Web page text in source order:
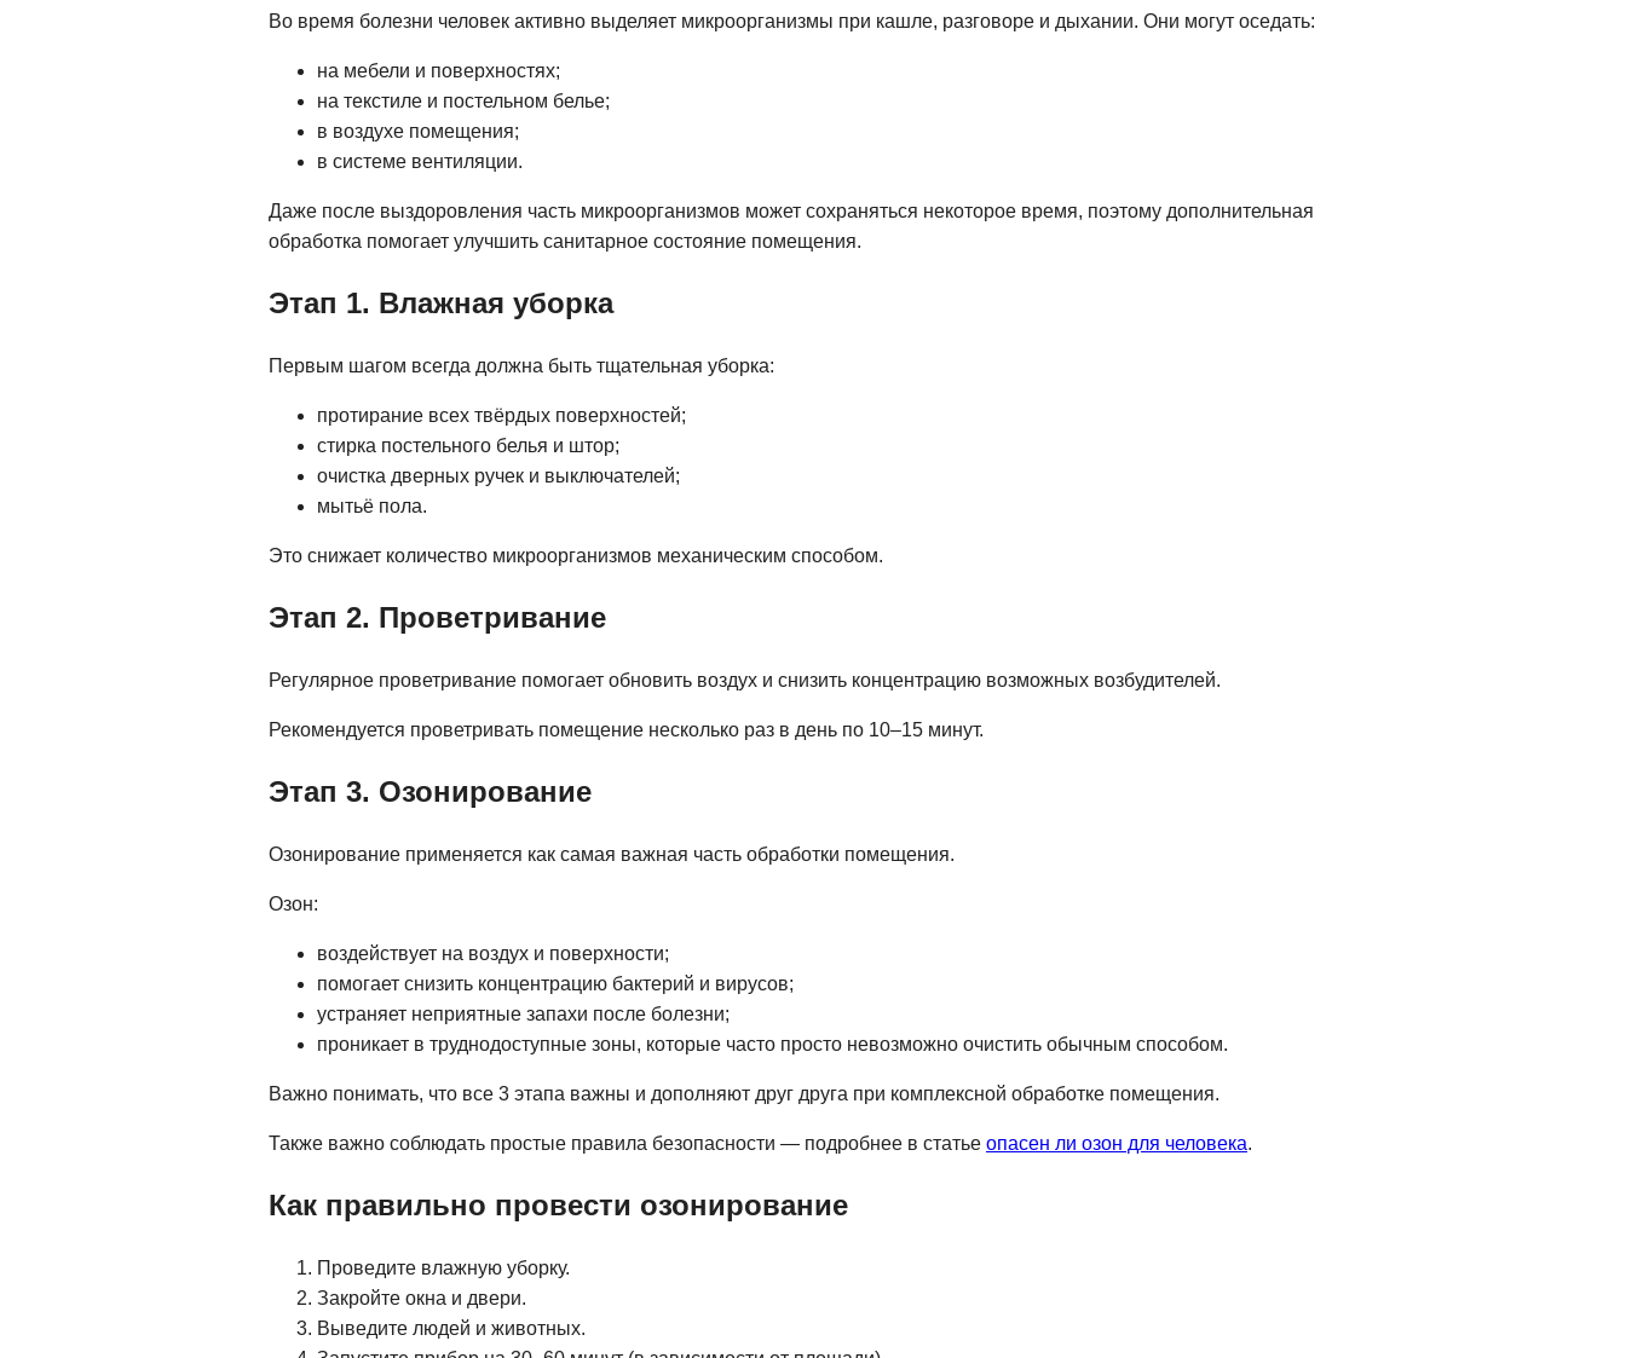
Во время болезни человек активно выделяет микроорганизмы при кашле, разговоре и дыхании. Они могут оседать:
на мебели и поверхностях;
на текстиле и постельном белье;
в воздухе помещения;
в системе вентиляции.
Даже после выздоровления часть микроорганизмов может сохраняться некоторое время, поэтому дополнительная
обработка помогает улучшить санитарное состояние помещения.
Этап 1. Влажная уборка
Первым шагом всегда должна быть тщательная уборка:
протирание всех твёрдых поверхностей;
стирка постельного белья и штор;
очистка дверных ручек и выключателей;
мытьё пола.
Это снижает количество микроорганизмов механическим способом.
Этап 2. Проветривание
Регулярное проветривание помогает обновить воздух и снизить концентрацию возможных возбудителей.
Рекомендуется проветривать помещение несколько раз в день по 10–15 минут.
Этап 3. Озонирование
Озонирование применяется как самая важная часть обработки помещения.
Озон:
воздействует на воздух и поверхности;
помогает снизить концентрацию бактерий и вирусов;
устраняет неприятные запахи после болезни;
проникает в труднодоступные зоны, которые часто просто невозможно очистить обычным способом.
Важно понимать, что все 3 этапа важны и дополняют друг друга при комплексной обработке помещения.
Также важно соблюдать простые правила безопасности — подробнее в статье опасен ли озон для человека.
Как правильно провести озонирование
Проведите влажную уборку.
Закройте окна и двери.
Выведите людей и животных.